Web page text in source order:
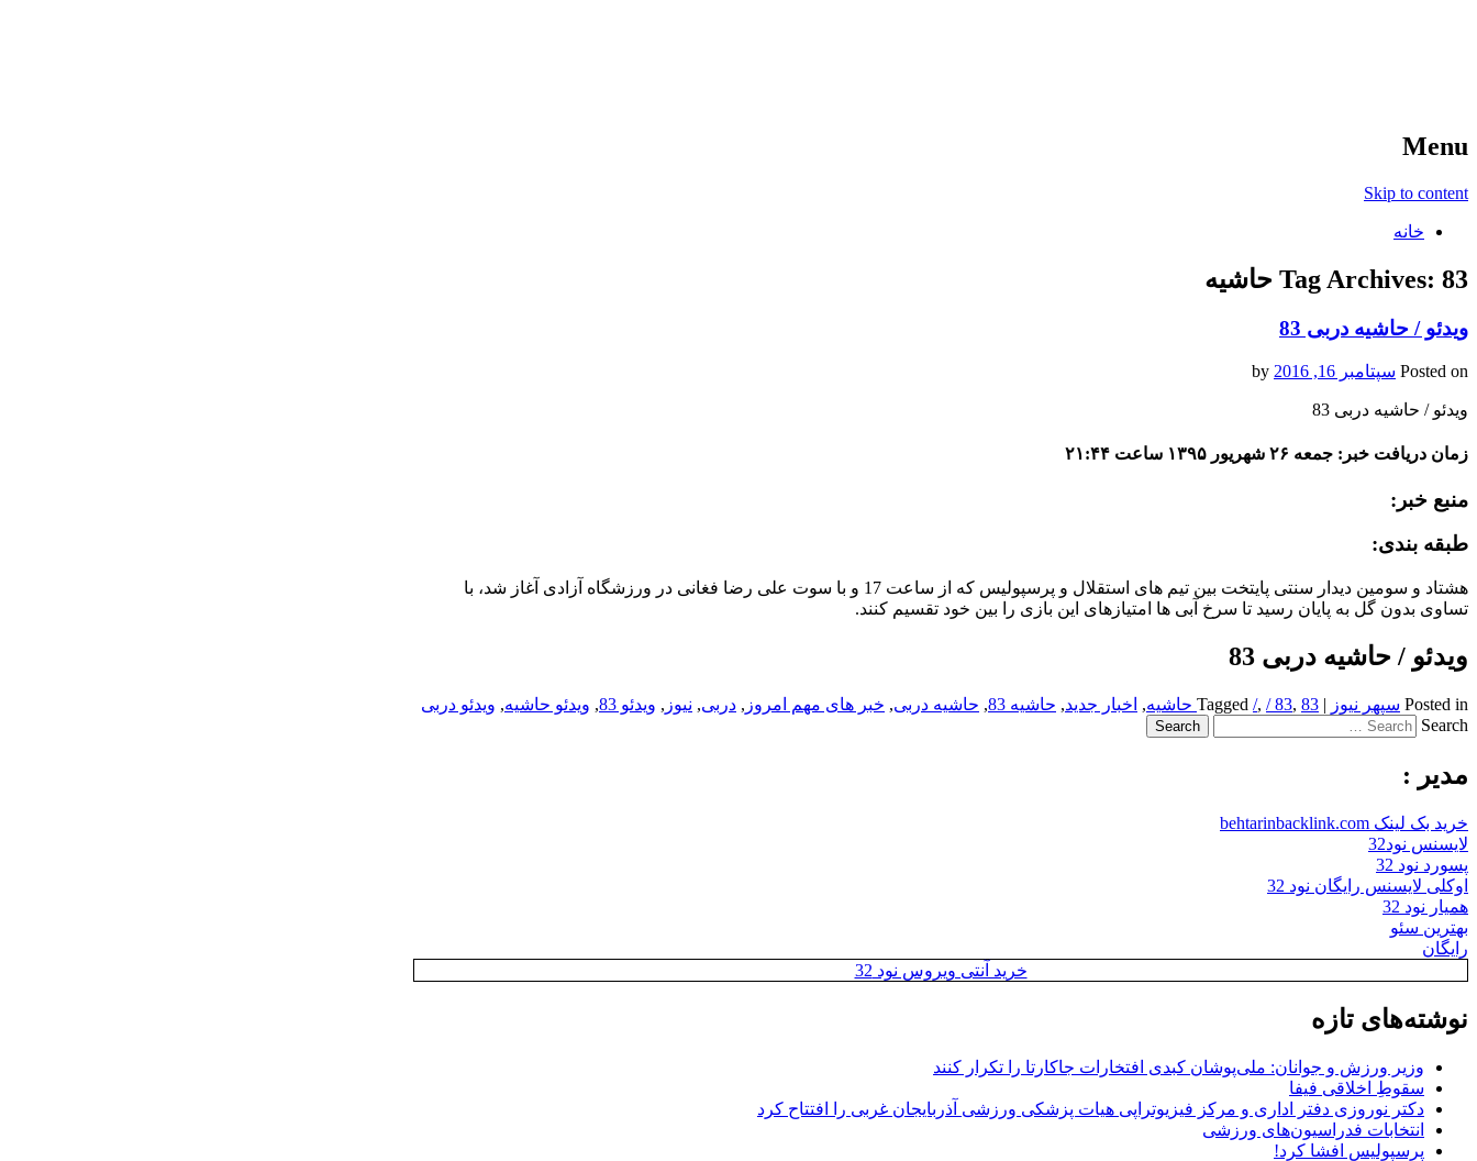
Menu
Skip to content
خانه
Tag Archives: 83 حاشیه
ویدئو / حاشیه دربی 83
Posted on سپتامبر 16, 2016
ویدئو / حاشیه دربی 83
زمان دریافت خبر: جمعه ۲۶ شهریور ۱۳۹۵ ساعت ۲۱:۴۴
منبع خبر:
طبقه بندی:
هشتاد و سومین دیدار سنتی پایتخت بین تیم های استقلال و پرسپولیس که از ساعت 17 و با سوت علی رضا فغانی در ورزشگاه آزادی آغاز شد، با
تساوی بدون گل به پایان رسید تا سرخ آبی ها امتیازهای این بازی را بین خود تقسیم کنند.
ویدئو / حاشیه دربی 83
Posted in سپهر نیوز |
Tagged /, / 83, 83 حاشیه , اخبار جدید, حاشیه 83 , حاشیه دربی, خبر های مهم امروز , دربی, نیوز , ویدئو 83 , ویدئو حاشیه, ویدئو دربی
Search
مدیر :
خرید بک لینک behtarinbacklink.com
لایسنس نود32
پسورد نود 32
اوکلی لایسنس رایگان نود 32
همیار نود 32
بهترین سئو
رایگان
خرید آنتی ویروس نود 32
نوشته‌های تازه
وزیر ورزش و جوانان: ملی‌پوشان کبدی افتخارات جاکارتا را تکرار کنند
سقوطِ اخلاقی فیفا
دکتر نوروزی دفتر اداری و مرکز فیزیوتراپی هیات پزشکی ورزشی آذربایجان غربی را افتتاح کرد
انتخابات فدراسیون‌های ورزشی
پرسپولیس افشا کرد!